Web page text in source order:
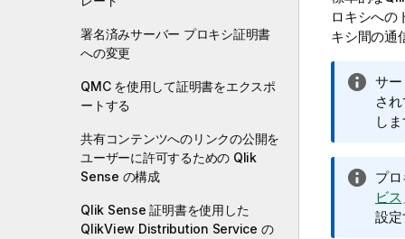
署名済みサーバー プロキシ証明書
への変更
QMC を使用して証明書をエクスポ
ートする
共有コンテンツへのリンクの公開を
ユーザーに許可するための Qlik
Sense の構成
Qlik Sense 証明書を使用した
QlikView Distribution Service の
ロキシへの
キシ間の通
情
報
メ
サ
さ
し
情
報
メ
プ
ビス
設